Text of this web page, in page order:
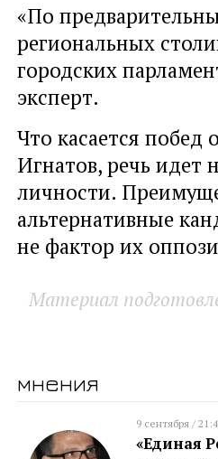
«По
региональных
городских
эксперт.
Что касается побед
Игнатов, речь идет
личности.
альтернативные
не фактор их
Материал
мнения
9 сентября /
«Единая